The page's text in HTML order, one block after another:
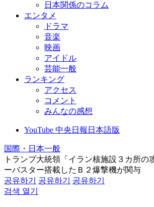
日本関係のコラム
エンタメ
ドラマ
音楽
映画
アイドル
芸能一般
ランキング
アクセス
コメント
みんなの感想
YouTube 中央日報日本語版
国際・日本一般
トランプ大統領「イラン核施設３カ所
ーバスター搭載したＢ２爆撃機が関与
공유하기
공유하기
공유하기
검색 열기